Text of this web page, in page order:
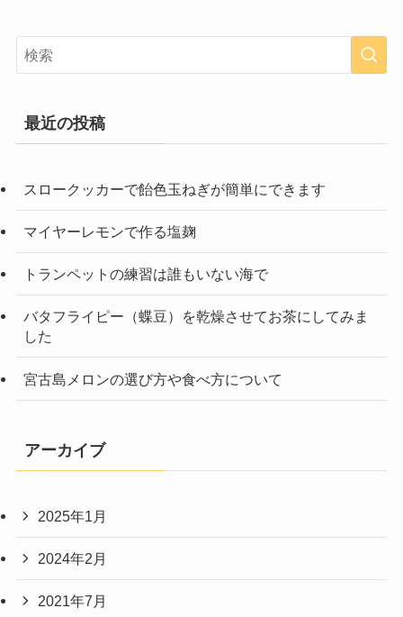
最近の投稿
スロークッカーで飴色玉ねぎが簡単にできます
マイヤーレモンで作る塩麹
トランペットの練習は誰もいない海で
バタフライピー（蝶豆）を乾燥させてお茶にしてみま
した
宮古島メロンの選び方や食べ方について
アーカイブ
2025年1月
2024年2月
2021年7月